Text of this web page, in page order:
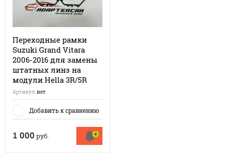
Переходные рамки
Suzuki Grand Vitara
2006-2016 для замены
штатных линз на
модули Hella 3R/5R
Артикул:нет
Добавить к сравнению
1 000 руб.